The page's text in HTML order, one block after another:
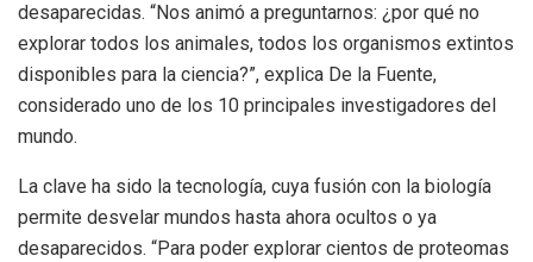
desaparecidas. “Nos animó a preguntarnos: ¿por qué no
explorar todos los animales, todos los organismos extintos
disponibles para la ciencia?”, explica De la Fuente,
considerado uno de los 10 principales investigadores del
mundo.
La clave ha sido la tecnología, cuya fusión con la biología
permite desvelar mundos hasta ahora ocultos o ya
desaparecidos. “Para poder explorar cientos de proteomas